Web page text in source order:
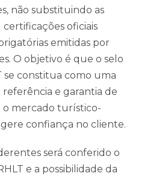
não substituindo as
certificações oficiais
emitidas por
O objetivo é que o selo
se constitua como uma
referência e garantia de
o mercado turístico-
confiança no cliente.
será conferido o
e a possibilidade da